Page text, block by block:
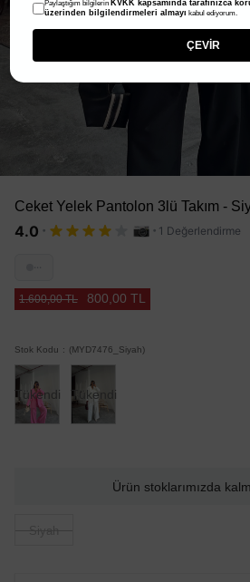
Ceket Yelek Pantolon 3lü Takım -
4.0 · · 1 Değerlendirme
1.600,00 TL 800,00 TL
Stok Kodu (MYD7476_Siyah)
Tükendi Tükendi
Ürün stoklarımızda
Paylaştığım bilgilerin KVKK kapsamında tarafınızca
üzerinden bilgilendirmeleri almayı kabul ediyorum.
ÇEVİR